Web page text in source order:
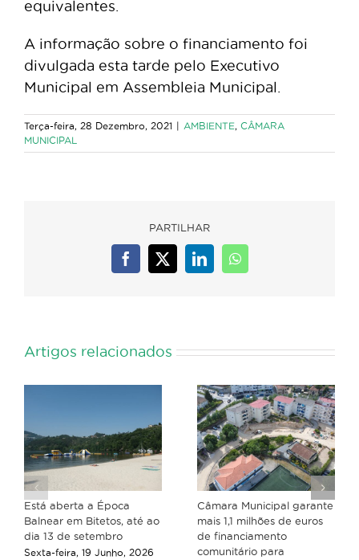
equivalentes.
A informação sobre o financiamento foi
divulgada esta tarde pelo Executivo
Municipal em Assembleia Municipal.
Terça-feira, 28 Dezembro, 2021 | AMBIENTE, CÂMARA
MUNICIPAL
PARTILHAR
Facebook
X LinkedInWhatsApp
Artigos relacionados
Está aberta a Época
Balnear em Bitetos, até ao
dia 13 de setembro
Sexta-feira, 19 Junho, 2026
Câmara Municipal garante
mais 1,1 milhões de euros
de financiamento
comunitário para